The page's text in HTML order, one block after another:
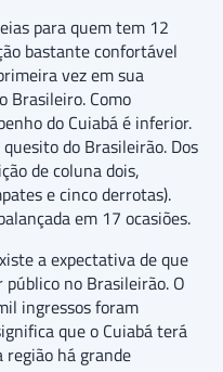
para quem tem 12
bastante confortável
vez em sua
Brasileiro. Como
do Cuiabá é inferior.
do Brasileirão. Dos
de coluna dois,
e cinco derrotas).
em 17 ocasiões.
a expectativa de que
no Brasileirão. O
ingressos foram
que o Cuiabá terá
região há grande